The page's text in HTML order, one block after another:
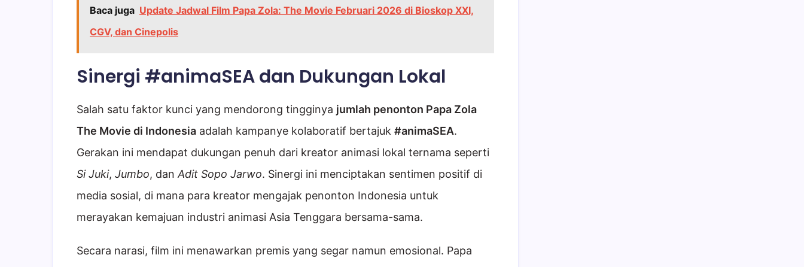
Baca juga Update Jadwal Film Papa Zola: The Movie Februari 2026 di Bioskop XXI,
CGV, dan Cinepolis
Sinergi #animaSEA dan Dukungan Lokal
Salah satu faktor kunci yang mendorong tingginya jumlah penonton Papa Zola
The Movie di Indonesia adalah kampanye kolaboratif bertajuk #animaSEA.
Gerakan ini mendapat dukungan penuh dari kreator animasi lokal ternama seperti
Si Juki, Jumbo, dan Adit Sopo Jarwo. Sinergi ini menciptakan sentimen positif di
media sosial, di mana para kreator mengajak penonton Indonesia untuk
merayakan kemajuan industri animasi Asia Tenggara bersama-sama.
Secara narasi, film ini menawarkan premis yang segar namun emosional. Papa